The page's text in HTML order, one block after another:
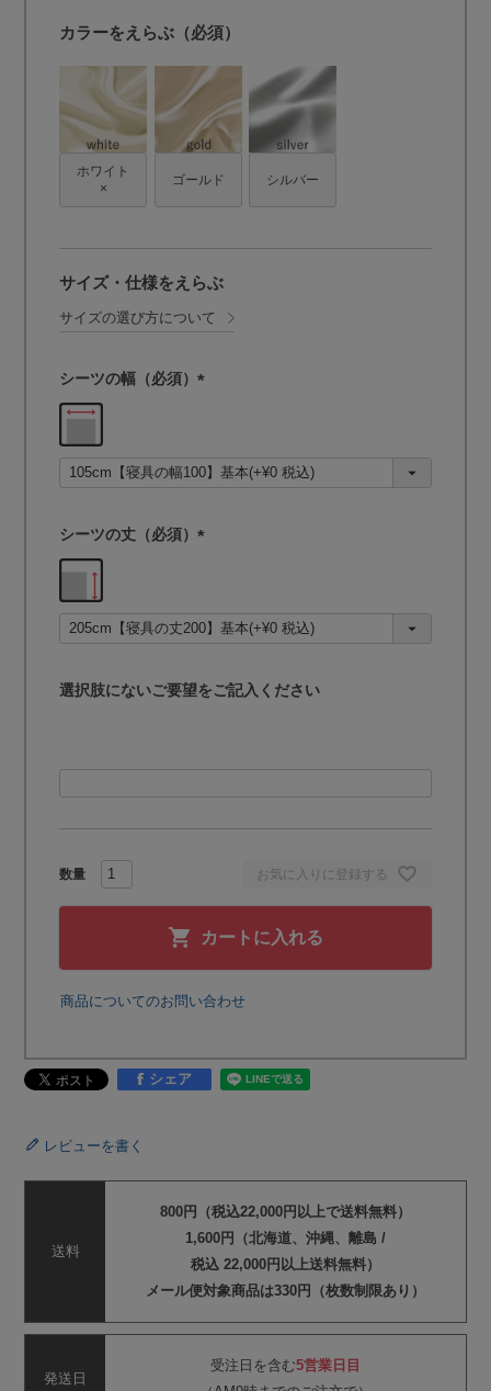
カラーをえらぶ（必須）
ホワイト
×
ゴールド シルバー
お気に入りに登録する
カートに入れる
サイズ・仕様をえらぶ
サイズの選び方について
シーツの幅（必須）
須
)
シーツの丈（必須）
須
)
選択肢にないご要望をご記入ください
商品についてのお問い合わせ
シェア
レビューを書く
送料
800円（税込22,000円以上で送料無料）
1,600円（北海道、沖縄、離島 /
税込 22,000円以上送料無料）
メール便対象商品は330円（枚数制限あり）
発送日
受注日を含む5営業日目